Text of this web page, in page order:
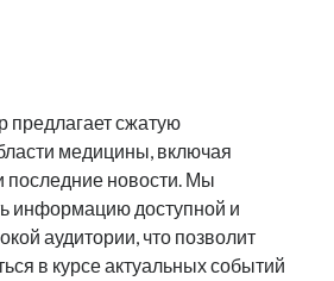
предлагает сжатую
медицины, включая
новости. Мы
информацию доступной и
аудитории, что позволит
в курсе актуальных событий